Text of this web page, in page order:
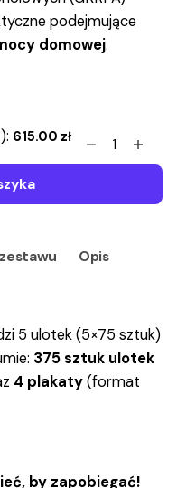
podejmujące
domowej.
): 615.00 złZestaw
Opis
5 ulotek (5×75 sztuk)
375 sztuk ulotek
4 plakaty(format
by zapobiegać!